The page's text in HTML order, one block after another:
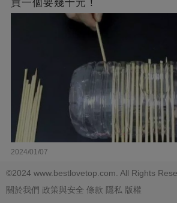
買一個要幾十元！
2024/01/07
©2024 www.bestlovetop.com. All Rights
關於我們 政策與安全 條款 隱私 版權